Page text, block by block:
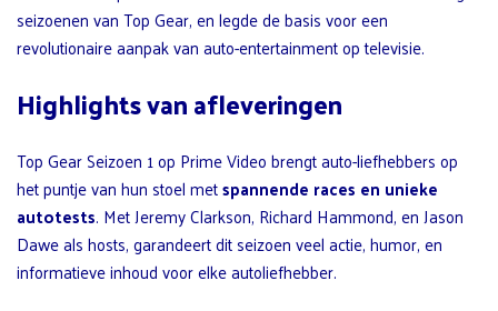
seizoenen van Top Gear, en legde de basis voor een
revolutionaire aanpak van auto-entertainment op televisie.
Highlights van afleveringen
Top Gear Seizoen 1 op Prime Video brengt auto-liefhebbers op
het puntje van hun stoel metspannende races en unieke
autotests. Met Jeremy Clarkson, Richard Hammond, en Jason
Dawe als hosts, garandeert dit seizoen veel actie, humor, en
informatieve inhoud voor elke autoliefhebber.